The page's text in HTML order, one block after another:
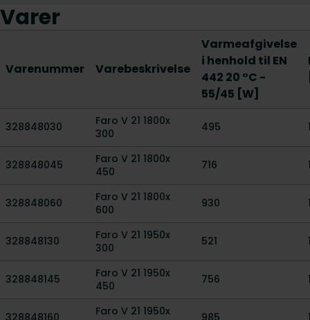
Varer
Varenummer Varebeskrivelse
Varmeafgivelse
i henhold til EN
442 20 °C -
55/45 [W]
328848030
Faro V 21 1800x
300
495
328848045
Faro V 21 1800x
450
716
328848060
Faro V 21 1800x
600
930
328848130
Faro V 21 1950x
300
521
328848145
Faro V 21 1950x
450
756
328848160
Faro V 21 1950x
985